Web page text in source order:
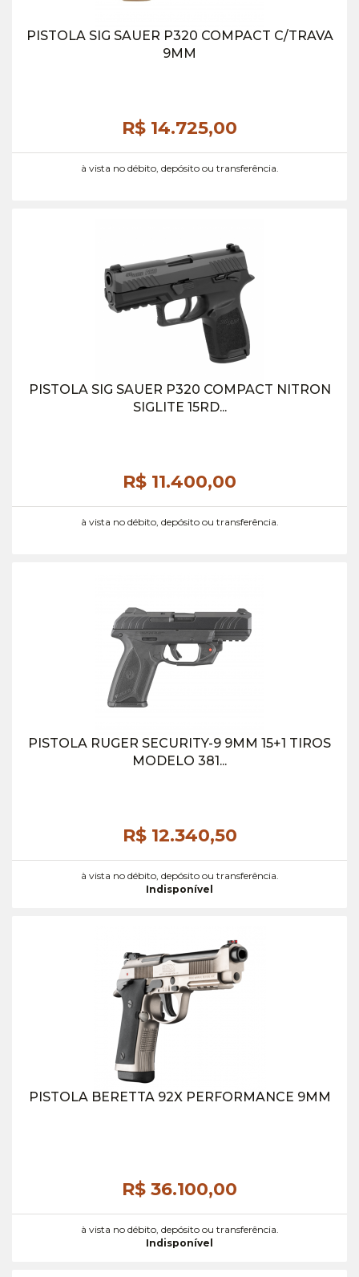
PISTOLA SIG SAUER P320 COMPACT C/TRAVA
9MM
R$ 14.725,00
à vista no débito, depósito ou transferência.
PISTOLA SIG SAUER P320 COMPACT NITRON
SIGLITE 15RD...
R$ 11.400,00
à vista no débito, depósito ou transferência.
PISTOLA RUGER SECURITY-9 9MM 15+1 TIROS
MODELO 381...
R$ 12.340,50
à vista no débito, depósito ou transferência.
Indisponível
PISTOLA BERETTA 92X PERFORMANCE 9MM
R$ 36.100,00
à vista no débito, depósito ou transferência.
Indisponível